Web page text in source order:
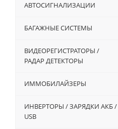
АВТОСИГНАЛИЗАЦИИ
БАГАЖНЫЕ СИСТЕМЫ
ВИДЕОРЕГИСТРАТОРЫ /
РАДАР ДЕТЕКТОРЫ
ИММОБИЛАЙЗЕРЫ
ИНВЕРТОРЫ / ЗАРЯДКИ АКБ /
USB